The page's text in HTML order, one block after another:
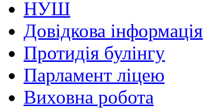
НУШ
Довідкова інформація
Протидія булінгу
Парламент ліцею
Виховна робота